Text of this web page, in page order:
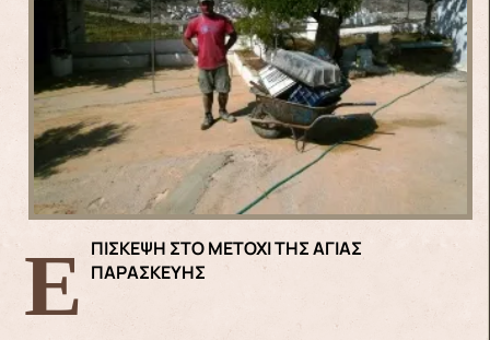
ΕΠΙΣΚΕΨΗ ΣΤΟ ΜΕΤΟΧΙ ΤΗΣ ΑΓΙΑΣ ΠΑΡΑΣΚΕΥΗΣ